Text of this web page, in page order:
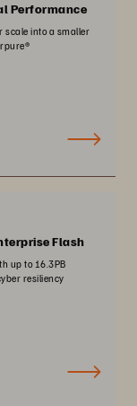
Performance
scale into a smaller
Flash
up to 16.3PB
resiliency